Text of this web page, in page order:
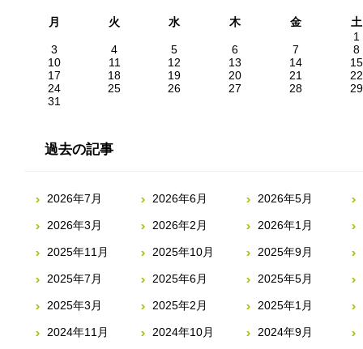
月 火 水 木 金
土
1
3
4 5 6 7
8
10
11 12 13 14
15
17
18 19 20 21
22
24
25 26 27 28
29
31
過去の記事
2026年7月 2026年6月 2026年5月
2026年3月 2026年2月 2026年1月
2025年11月 2025年10月 2025年9月
2025年7月 2025年6月 2025年5月
2025年3月 2025年2月 2025年1月
2024年11月 2024年10月 2024年9月